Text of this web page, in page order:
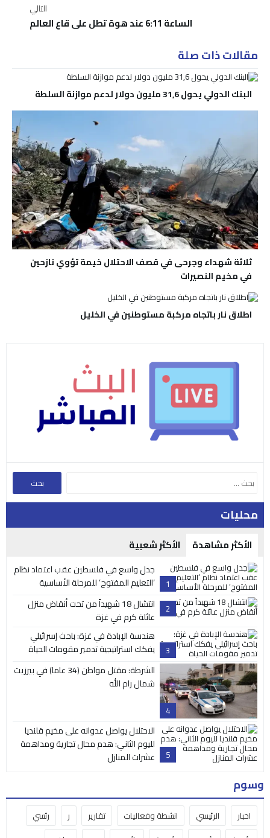
التالي
الساعة 6:11 عند هوة تطل على قاع العالم
مقالات ذات صلة
البنك الدولي يحول 31,6 مليون دولار لدعم موازنة السلطة
ثلاثة شهداء وجرحى في قصف الاحتلال خيمة تؤوي نازحين
في مخيم النصيرات
اطلاق نار باتجاه مركبة مستوطنين في الخليل
محليات
الأكثر مشاهدة الأكثر شعبية
1
جدل واسع في فلسطين عقب اعتماد نظام
‘التعليم المفتوح’ للمرحلة الأساسية
2
انتشال 18 شهيداً من تحت أنقاض منزل
عائلة كرم في غزة
3
هندسة الإبادة في غزة: باحث إسرائيلي
يفكك استراتيجية تدمير مقومات الحياة
4
الشرطة: مقتل مواطن (34 عاما) في بيرزيت
شمال رام الله
5
الاحتلال يواصل عدوانه على مخيم قلنديا
لليوم الثاني: هدم محال تجارية ومداهمة
عشرات المنازل
وسوم
اخبار الرئيسي انشطة وفعاليات تقارير ر
رئسي